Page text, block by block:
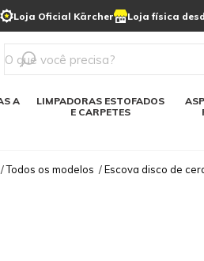
Loja Oficial Kärcher Loja física
A
LIMPADORAS ESTOFADOS
E CARPETES
Lavadoras
Varredeiras
Soluções digitais
solar
/Todos os modelos /Escova disco de